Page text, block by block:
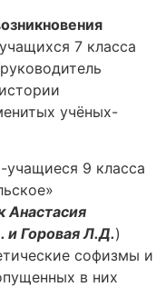
7 класса
руководитель
учёных-
-учащиеся 9 класса
Анастасия
и Горовая Л.Д.)
софизмы и
в них